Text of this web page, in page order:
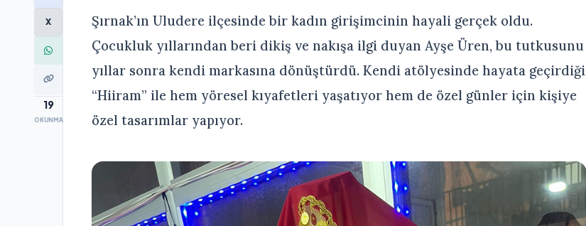
X
19
OKUNMA
Şırnak’ın Uludere ilçesinde bir kadın girişimcinin hayali gerçek oldu.
Çocukluk yıllarından beri dikiş ve nakışa ilgi duyan Ayşe Üren, bu tutkusunu
yıllar sonra kendi markasına dönüştürdü. Kendi atölyesinde hayata geçirdiği
“Hiiram” ile hem yöresel kıyafetleri yaşatıyor hem de özel günler için kişiye
özel tasarımlar yapıyor.